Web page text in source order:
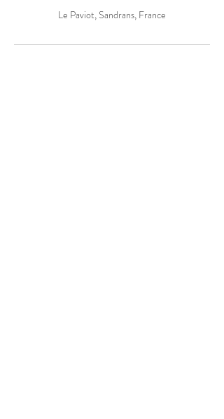
Le Paviot, Sandrans, France